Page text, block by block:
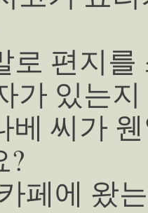
로 편지를
가 있는
베 씨가
?
페에 왔